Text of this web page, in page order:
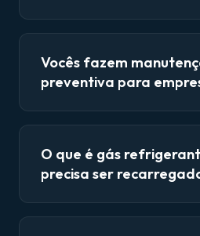
Vocês fazem
preventiva para
O que é gás
precisa ser